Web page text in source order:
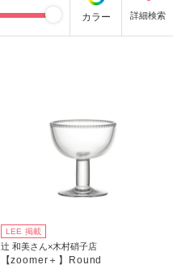
カラー
LEE 掲載
辻 和美さん×木村硝子店
【zoomer＋】Round